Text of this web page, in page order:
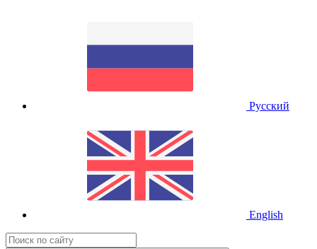
Русский
English